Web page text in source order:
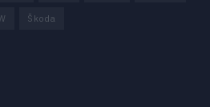
Škoda